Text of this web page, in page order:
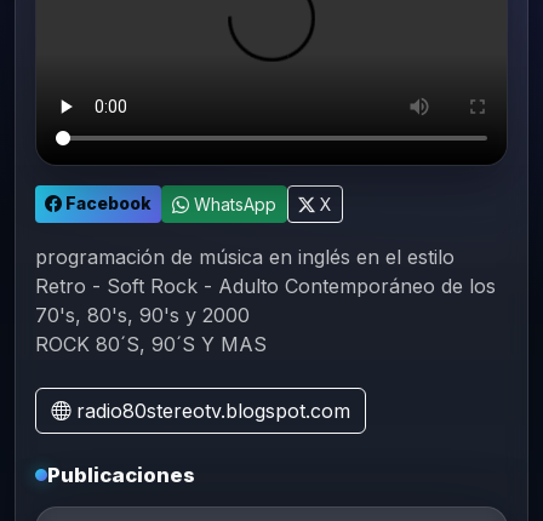
Facebook WhatsApp X
programación de música en inglés en el estilo
Retro - Soft Rock - Adulto Contemporáneo de los
70's, 80's, 90's y 2000
ROCK 80´S, 90´S Y MAS
radio80stereotv.blogspot.com
Publicaciones